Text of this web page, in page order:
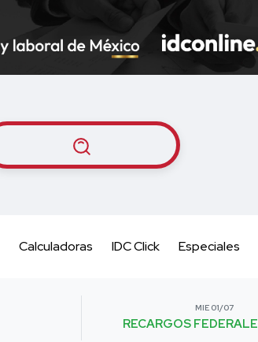
Calculadoras IDC Click Especiales
MIE 01/07
RECARGOS